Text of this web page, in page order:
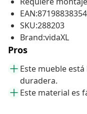
SKU:288203
Brand:vidaXL
Pros
Este mueble
duradera.
Este material es